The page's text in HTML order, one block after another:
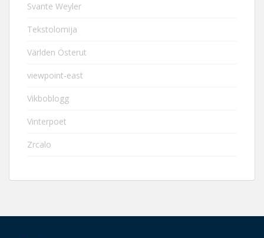
Svante Weyler
Tekstolomija
Världen Österut
viewpoint-east
Vikboblogg
Vinterpoet
Zrcalo